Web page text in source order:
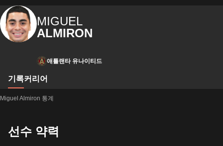
MIGUEL
ALMIRON
애틀랜타 유나이티드
기록커리어
Miguel Almiron 통계
선수 약력